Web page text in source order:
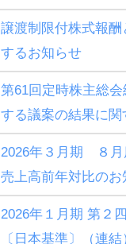
譲渡制限付株式報
するお知らせ
第61回定時株主総
する議案の結果に
2026年３月期 ８
売上高前年対比のお
2026年１月期 第２
〔日本基準〕（連結